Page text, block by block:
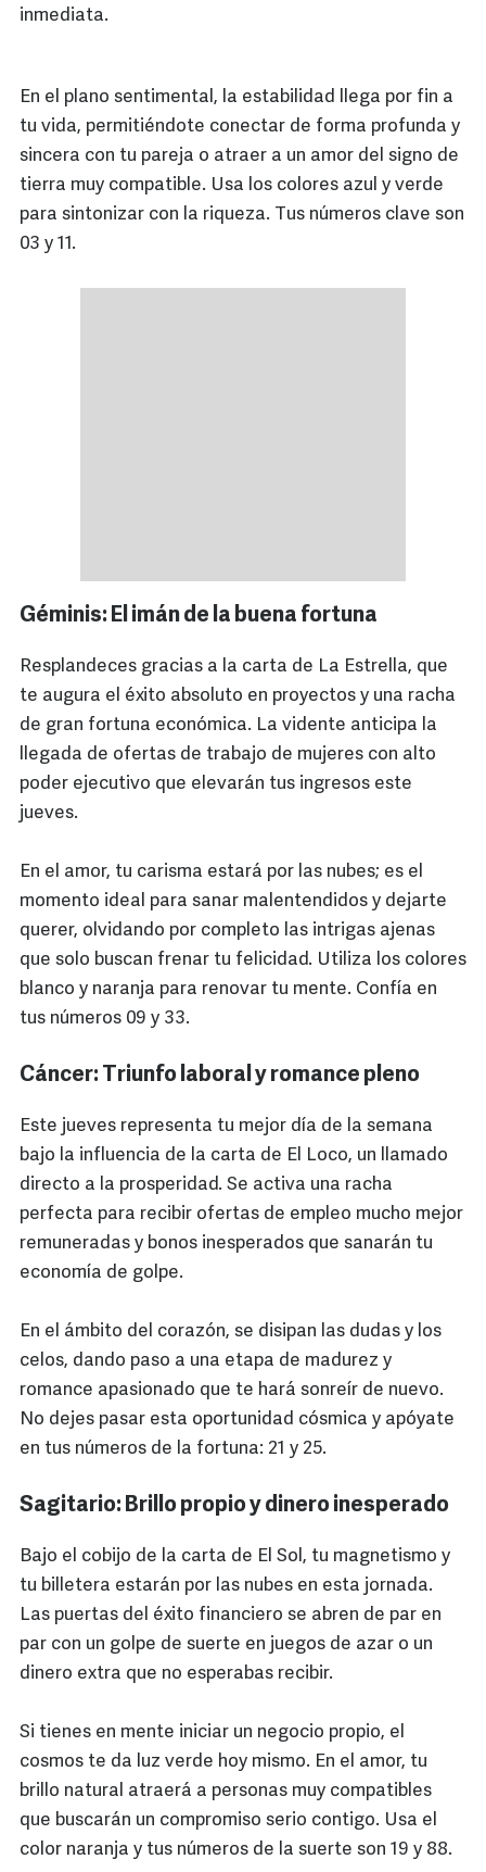
inmediata.
En el plano sentimental, la estabilidad llega por fin a
tu vida, permitiéndote conectar de forma profunda y
sincera con tu pareja o atraer a un amor del signo de
tierra muy compatible. Usa los colores azul y verde
para sintonizar con la riqueza. Tus números clave son
03 y 11.
Géminis: El imán de la buena fortuna
Resplandeces gracias a la carta de La Estrella, que
te augura el éxito absoluto en proyectos y una racha
de gran fortuna económica. La vidente anticipa la
llegada de ofertas de trabajo de mujeres con alto
poder ejecutivo que elevarán tus ingresos este
jueves.
En el amor, tu carisma estará por las nubes; es el
momento ideal para sanar malentendidos y dejarte
querer, olvidando por completo las intrigas ajenas
que solo buscan frenar tu felicidad. Utiliza los colores
blanco y naranja para renovar tu mente. Confía en
tus números 09 y 33.
Cáncer: Triunfo laboral y romance pleno
Este jueves representa tu mejor día de la semana
bajo la influencia de la carta de El Loco, un llamado
directo a la prosperidad. Se activa una racha
perfecta para recibir ofertas de empleo mucho mejor
remuneradas y bonos inesperados que sanarán tu
economía de golpe.
En el ámbito del corazón, se disipan las dudas y los
celos, dando paso a una etapa de madurez y
romance apasionado que te hará sonreír de nuevo.
No dejes pasar esta oportunidad cósmica y apóyate
en tus números de la fortuna: 21 y 25.
Sagitario: Brillo propio y dinero inesperado
Bajo el cobijo de la carta de El Sol, tu magnetismo y
tu billetera estarán por las nubes en esta jornada.
Las puertas del éxito financiero se abren de par en
par con un golpe de suerte en juegos de azar o un
dinero extra que no esperabas recibir.
Si tienes en mente iniciar un negocio propio, el
cosmos te da luz verde hoy mismo. En el amor, tu
brillo natural atraerá a personas muy compatibles
que buscarán un compromiso serio contigo. Usa el
color naranja y tus números de la suerte son 19 y 88.